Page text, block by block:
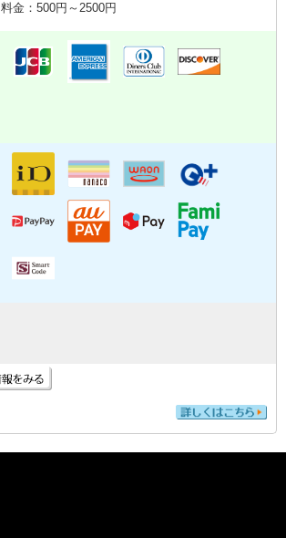
料金：500円～2500円